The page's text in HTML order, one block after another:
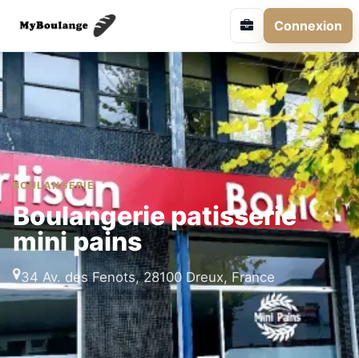
Connexion
BOULANGERIE
Boulangerie patisserie
mini pains
34 Av. des Fenots, 28100 Dreux, France